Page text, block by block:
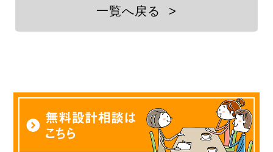
一覧へ戻る >